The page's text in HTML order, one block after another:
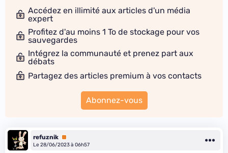
Accédez en illimité aux articles d'un média
expert
Profitez d'au moins 1 To de stockage pour vos
sauvegardes
Intégrez la communauté et prenez part aux
débats
Partagez des articles premium à vos contacts
Abonnez-vous
refuznik Premium
Le 28/06/2023 à 06h57